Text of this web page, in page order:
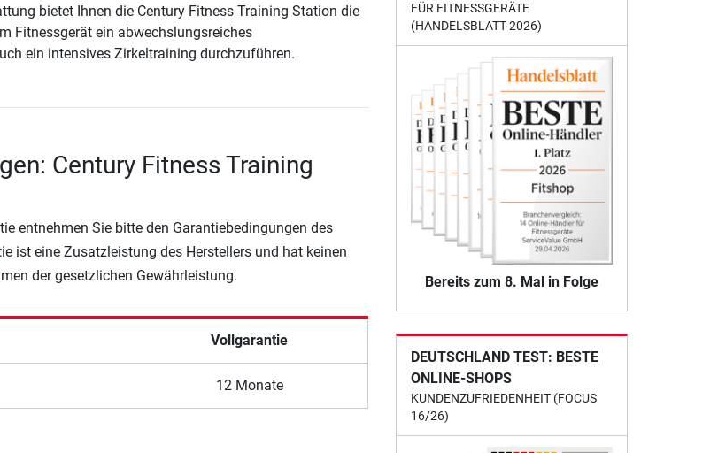
bietet Ihnen die Century Fitness Training Station die
Fitnessgerät ein abwechslungsreiches
ein intensives Zirkeltraining durchzuführen.
Century Fitness Training
entnehmen Sie bitte den Garantiebedingungen des
ist eine Zusatzleistung des Herstellers und hat keinen
der gesetzlichen Gewährleistung.
Vollgarantie
12 Monate
FÜR FITNESSGERÄTE
(HANDELSBLATT 2026)
Bereits zum 8. Mal in Folge
DEUTSCHLAND TEST: BESTE
ONLINE-SHOPS
KUNDENZUFRIEDENHEIT (FOCUS
16/26)